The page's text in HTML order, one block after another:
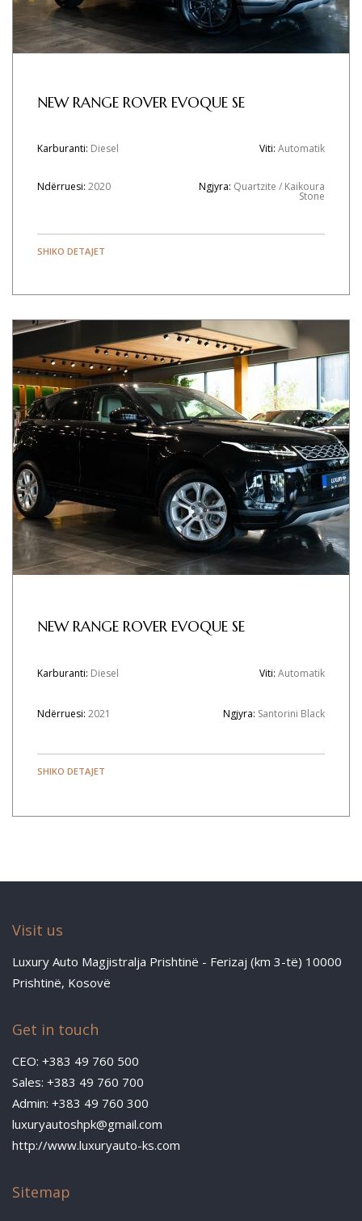
NEW RANGE ROVER EVOQUE SE
Karburanti: Diesel Viti: Automatik
Ndërruesi: 2020 Ngjyra: Quartzite / Kaikoura
Stone
SHIKO DETAJET
NEW RANGE ROVER EVOQUE SE
Karburanti: Diesel Viti: Automatik
Ndërruesi: 2021 Ngjyra: Santorini Black
SHIKO DETAJET
Visit us
Luxury Auto Magjistralja Prishtinë - Ferizaj (km 3-të) 10000
Prishtinë, Kosovë
Get in touch
CEO: +383 49 760 500
Sales: +383 49 760 700
Admin: +383 49 760 300
luxuryautoshpk@gmail.com
http://www.luxuryauto-ks.com
Sitemap